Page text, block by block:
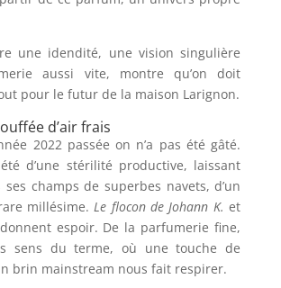
une idendité, une vision singulière
aussi vite, montre qu’on doit
pour le futur de la maison Larignon.
d’air frais
2022 passée on n’a pas été gâté.
d’une stérilité productive, laissant
ses champs de superbes navets, d’un
millésime. Le flocon de Johann K. et
espoir. De la parfumerie fine,
sens du terme, où une touche de
brin mainstream nous fait respirer.